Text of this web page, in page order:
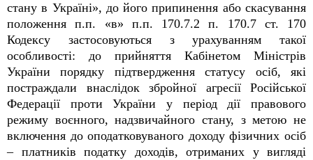
стану в Україні», до його припинення або скасування
положення п.п. «в» п.п. 170.7.2 п. 170.7 ст. 170
Кодексу застосовуються з урахуванням такої
особливості: до прийняття Кабінетом Міністрів
України порядку підтвердження статусу осіб, які
постраждали внаслідок збройної агресії Російської
Федерації проти України у період дії правового
режиму воєнного, надзвичайного стану, з метою не
включення до оподатковуваного доходу фізичних осіб
– платників податку доходів, отриманих у вигляді